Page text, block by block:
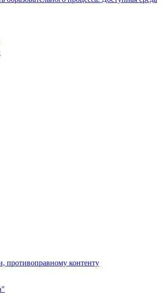
противоправному контенту